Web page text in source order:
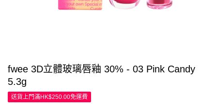
fwee 3D立體玻璃唇釉 30% - 03 Pink Candy
5.3g
送貨上門滿HK$250.00免運費